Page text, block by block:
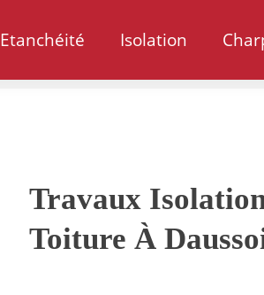
Etanchéité Isolation
Travaux
Toiture À